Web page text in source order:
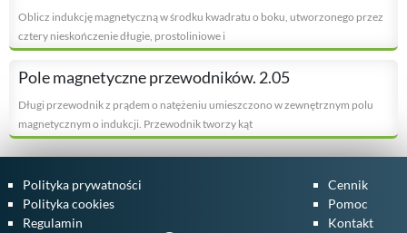
Oblicz indukcję magnetyczną w środku kwadratu o boku, utworzonego przez
cztery nieskończenie długie, prostoliniowe i
Pole magnetyczne przewodników. 2.05
Długi przewodnik z prądem o natężeniu umieszczono w zewnętrznym polu
magnetycznym o indukcji. Przewodnik tworzy kąt
Polityka prywatności
Polityka cookies
Regulamin
Cennik
Pomoc
Kontakt